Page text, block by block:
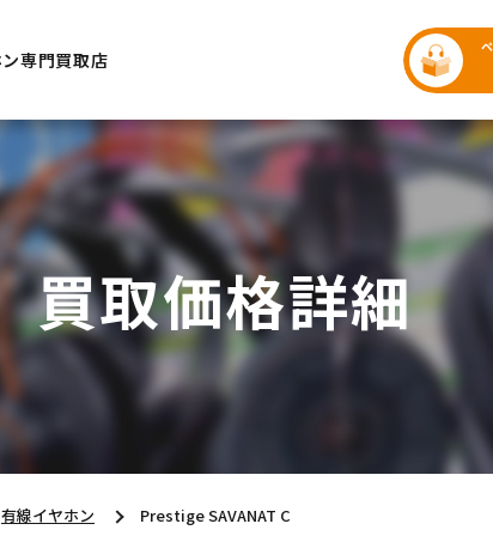
専門買取店
買取価格詳細
有線イヤホン Prestige SAVANAT C